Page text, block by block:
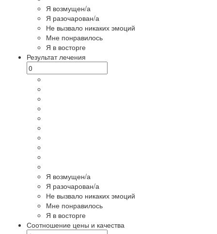
Я возмущен/а
Я разочарован/а
Не вызвало никаких эмоций
Мне понравилось
Я в восторге
Результат лечения
Я возмущен/а
Я разочарован/а
Не вызвало никаких эмоций
Мне понравилось
Я в восторге
Соотношение цены и качества